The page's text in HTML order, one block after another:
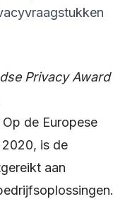
Privacy Award
de Europese
is de
aan